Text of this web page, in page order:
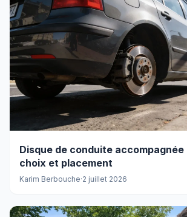
Disque de conduite
choix et placement
Karim Berbouche·2 juillet 2026